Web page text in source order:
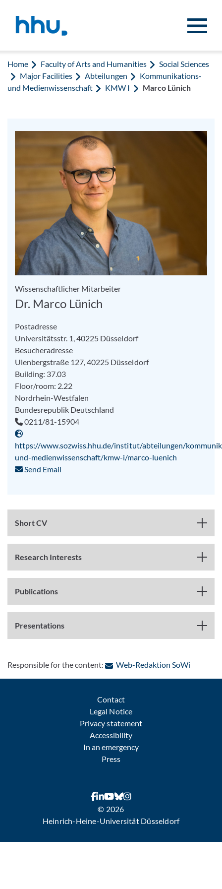
Home Faculty of Arts and Humanities
Social Sciences
Major Facilities
Abteilungen
Kommunikations-
und Medienwissenschaft
KMW I Marco Lünich
Wissenschaftlicher Mitarbeiter
Dr. Marco Lünich
Postadresse
Universitätsstr. 1, 40225 Düsseldorf
Besucheradresse
Ulenbergstraße 127, 40225 Düsseldorf
Building: 37.03
Floor/room: 2.22
Nordrhein-Westfalen
Bundesrepublik Deutschland
0211/81-15904
https://www.sozwiss.hhu.de/institut/abteilungen/
und-medienwissenschaft/kmw-i/marco-luenich
Send Email
Short CV
Research Interests
Publications
Presentations
Responsible for the content: Web-Redaktion SoWi:
Contact
Legal Notice
Privacy statement
Accessibility
In an emergency
Press
© 2026
Heinrich-Heine-Universität Düsseldorf